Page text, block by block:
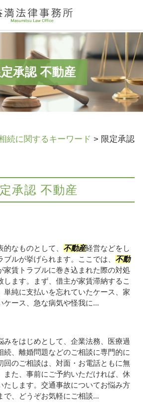
定承認 不動産
続に関するキーワード > 限定承認
承認 不動産
なものとして、 不動産経営などをし
ルが挙げられます。ここでは、 不動
家賃トラブルに巻き込まれた際の対処
します。まず、借主が家賃滞納するこ
単純に支払いを忘れていたケース、家
ケース、急な病気や怪我に...
みをはじめとして、企業法務、医療過
続、離婚問題などのご相談に専門的に
回のご相談は、対面・お電話ともに無
また、事前にご予約いただければ、休
たします。交通事故についてお悩み方
で、どうぞお気軽にご相談...